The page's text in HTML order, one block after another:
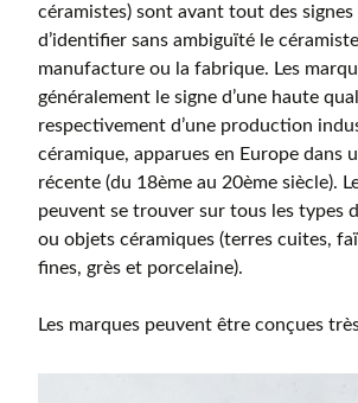
céramistes) sont avant tout des
d’identifier sans ambiguïté le
manufacture ou la fabrique. Les
généralement le signe d’une haute
respectivement d’une production
céramique, apparues en Europe dans
récente (du 18ème au 20ème siècle).
peuvent se trouver sur tous les types
ou objets céramiques (terres cuites,
fines, grès et porcelaine).
Les marques peuvent être conçues